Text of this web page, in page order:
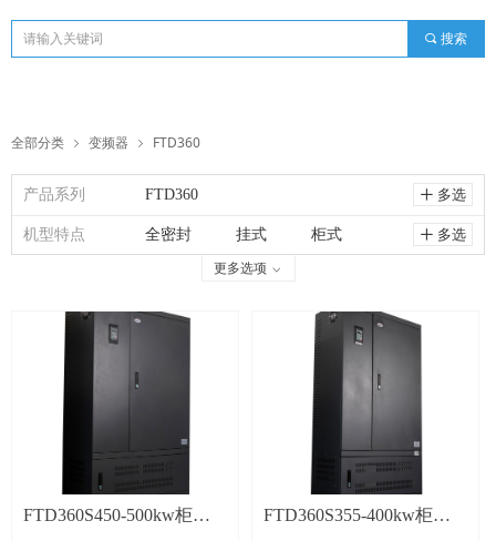
FTD360S450-500kw柜式
FTD360S355-400kw柜式
끠 搜索
全部分类 ꁇ 变频器 ꁇ FTD360
产品系列 ꄸ 多选
FTD360
机型特点 ꄸ 多选
全密封 挂式 柜式
铁壳
中频
更多选项 ꀁ